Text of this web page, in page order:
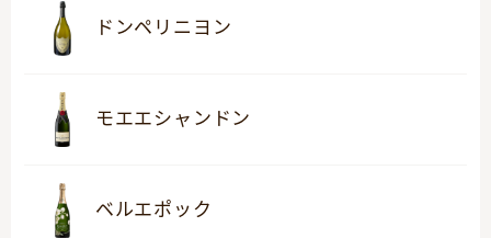
ドンペリニヨン
モエエシャンドン
ベルエポック